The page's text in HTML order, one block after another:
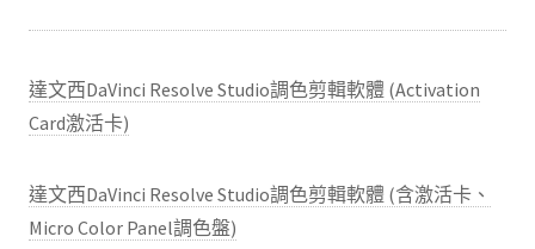
達文西DaVinci Resolve Studio調色剪輯軟體 (Activation
Card激活卡)
達文西DaVinci Resolve Studio調色剪輯軟體 (含激活卡、
Micro Color Panel調色盤)